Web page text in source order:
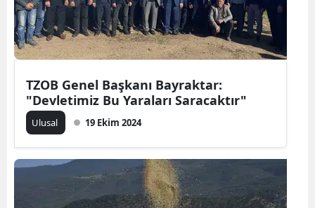
TZOB Genel Başkanı Bayraktar:
"Devletimiz Bu Yaraları Saracaktır"
Ulusal 19 Ekim 2024